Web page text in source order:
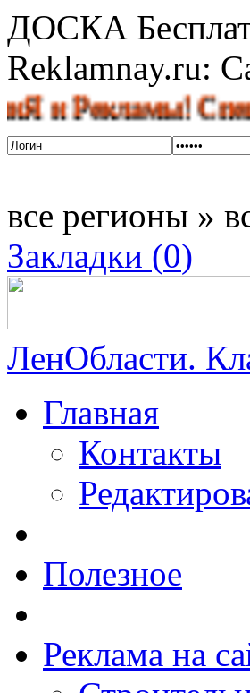
ДОСКА
Reklamnay.ru:
Спешите
все регионы »
Закладки (0)
ЛенОбласти.
Главная
Контакты
Полезное
Реклама на